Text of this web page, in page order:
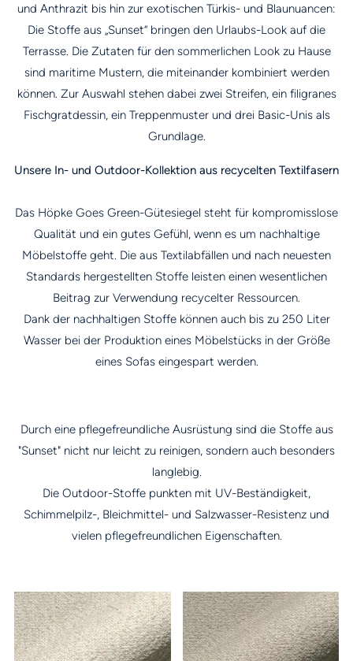
und Anthrazit bis hin zur exotischen Türkis- und Blaunuancen:
Die Stoffe aus „Sunset“ bringen den Urlaubs-Look auf die
Terrasse. Die Zutaten für den sommerlichen Look zu Hause
sind maritime Mustern, die miteinander kombiniert werden
können. Zur Auswahl stehen dabei zwei Streifen, ein filigranes
Fischgratdessin, ein Treppenmuster und drei Basic-Unis als
Grundlage.
Unsere In- und Outdoor-Kollektion aus recycelten Textilfasern
Das Höpke Goes Green-Gütesiegel steht für kompromisslose
Qualität und ein gutes Gefühl, wenn es um nachhaltige
Möbelstoffe geht. Die aus Textilabfällen und nach neuesten
Standards hergestellten Stoffe leisten einen wesentlichen
Beitrag zur Verwendung recycelter Ressourcen.
Dank der nachhaltigen Stoffe können auch bis zu 250 Liter
Wasser bei der Produktion eines Möbelstücks in der Größe
eines Sofas eingespart werden.
Durch eine pflegefreundliche Ausrüstung sind die Stoffe aus
"Sunset" nicht nur leicht zu reinigen, sondern auch besonders
langlebig.
Die Outdoor-Stoffe punkten mit UV-Beständigkeit,
Schimmelpilz-, Bleichmittel- und Salzwasser-Resistenz und
vielen pflegefreundlichen Eigenschaften.